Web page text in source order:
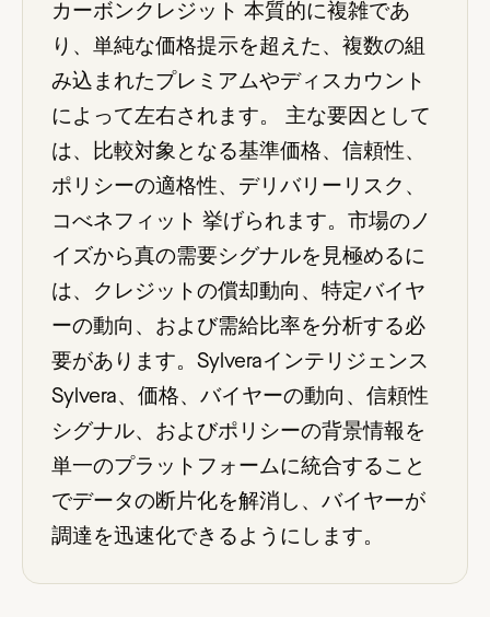
カーボンクレジット 本質的に複雑であ
り、単純な価格提示を超えた、複数の組
み込まれたプレミアムやディスカウント
によって左右されます。 主な要因として
は、比較対象となる基準価格、信頼性、
ポリシーの適格性、デリバリーリスク、
コべネフィット 挙げられます。市場のノ
イズから真の需要シグナルを見極めるに
は、クレジットの償却動向、特定バイヤ
ーの動向、および需給比率を分析する必
要があります。Sylveraインテリジェンス
Sylvera、価格、バイヤーの動向、信頼性
シグナル、およびポリシーの背景情報を
単一のプラットフォームに統合すること
でデータの断片化を解消し、バイヤーが
調達を迅速化できるようにします。